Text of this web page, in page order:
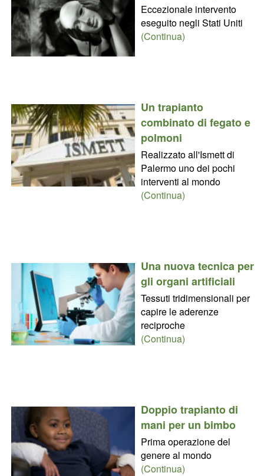
Eccezionale intervento
eseguito negli Stati Uniti
(Continua)
Un trapianto
combinato di fegato e
polmoni
Realizzato all'Ismett di
Palermo uno dei pochi
interventi al mondo
(Continua)
Una nuova tecnica per
gli organi artificiali
Tessuti tridimensionali per
capire le aderenze
reciproche
(Continua)
Doppio trapianto di
mani per un bimbo
Prima operazione del
genere al mondo
(Continua)